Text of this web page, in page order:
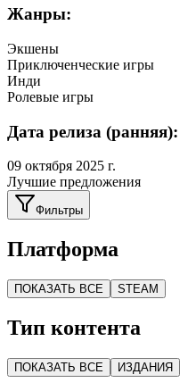
Жанры:
Экшены
Приключенческие игры
Инди
Ролевые игры
Дата релиза (ранняя):
09 октября 2025 г.
Лучшие предложения
Фильтры
Платформа
ПОКАЗАТЬ ВСЕ STEAM
Тип контента
ПОКАЗАТЬ ВСЕ ИЗДАНИЯ